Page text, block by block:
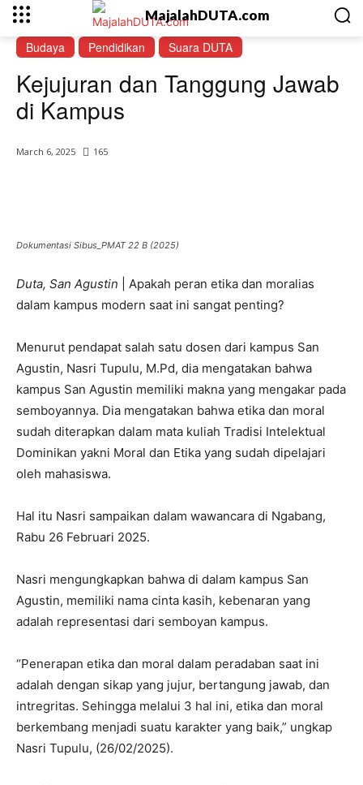
MajalahDUTA.com
Budaya Pendidikan Suara DUTA
Kejujuran dan Tanggung Jawab
di Kampus
March 6, 2025 165
Dokumentasi Sibus_PMAT 22 B (2025)
Duta, San Agustin | Apakah peran etika dan moralias
dalam kampus modern saat ini sangat penting?
Menurut pendapat salah satu dosen dari kampus San
Agustin, Nasri Tupulu, M.Pd, dia mengatakan bahwa
kampus San Agustin memiliki makna yang mengakar pada
semboyannya. Dia mengatakan bahwa etika dan moral
sudah diterapkan dalam mata kuliah Tradisi Intelektual
Dominikan yakni Moral dan Etika yang sudah dipelajari
oleh mahasiswa.
Hal itu Nasri sampaikan dalam wawancara di Ngabang,
Rabu 26 Februari 2025.
Nasri mengungkapkan bahwa di dalam kampus San
Agustin, memiliki nama cinta kasih, kebenaran yang
adalah representasi dari semboyan kampus.
“Penerapan etika dan moral dalam peradaban saat ini
adalah dengan sikap yang jujur, bertangung jawab, dan
intregritas. Sehingga melalui 3 hal ini, etika dan moral
berkembang menjadi suatu karakter yang baik,” ungkap
Nasri Tupulu, (26/02/2025).